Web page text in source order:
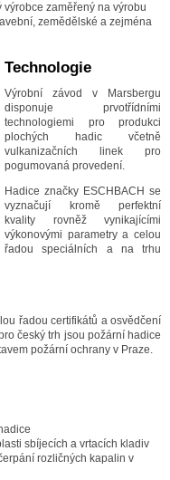
výrobce zaměřený na výrobu
zemědělské a zejména
Technologie
Výrobní závod v Marsbergu
disponuje prvotřídními
technologiemi pro produkci
plochých hadic včetně
vulkanizačních linek pro
pogumovaná provedení.
Hadice značky ESCHBACH se
vyznačují kromě perfektní
kvality rovněž vynikajícími
výkonovými parametry a celou
řadou speciálních a na trhu
řadou certifikátů a osvědčení
český trh jsou požární hadice
požární ochrany v Praze.
sbíjecích a vrtacích kladiv
rozličných kapalin v